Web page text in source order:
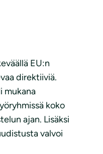
EU:n
direktiiviä.
mukana
koko
ajan. Lisäksi
valvoi